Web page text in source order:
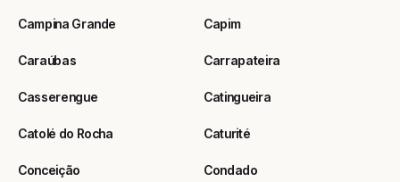
Campina Grande Capim
Caraúbas Carrapateira
Casserengue Catingueira
Catolé do Rocha Caturité
Conceição Condado